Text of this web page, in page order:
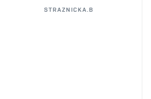
STRAZNICKA.B